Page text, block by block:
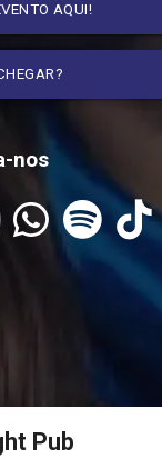
AQUI!
nos
Pub